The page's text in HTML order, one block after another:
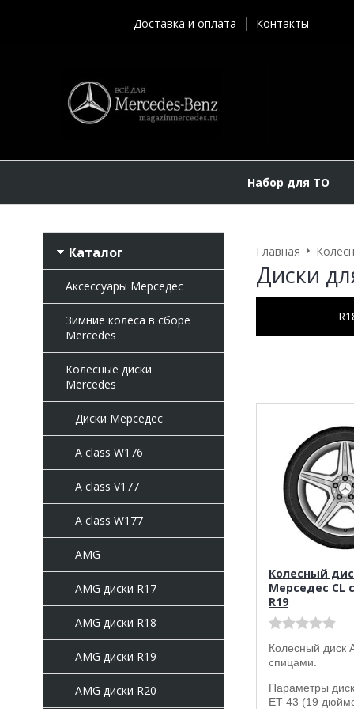
Доставка и оплата Контакты
Набор для ТО
Каталог
Аксессуары Мерседес
Зимние колеса в сборе
Mercedes
Колесные диски
Mercedes
Диски Мерседес
A class W176
A class V177
A class W177
AMG
AMG диски R17
AMG диски R18
AMG диски R19
AMG диски R20
Главная
Диски
Колесный
Мерседес CL
R19
Колесный диск
спицами.
Параметры
ET 43 (19